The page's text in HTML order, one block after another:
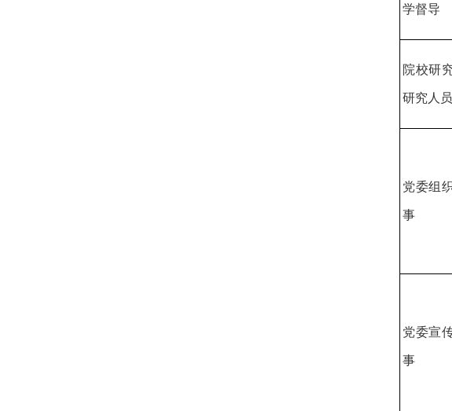
学督导
院校研
研究人员
党委组
事
党委宣
事